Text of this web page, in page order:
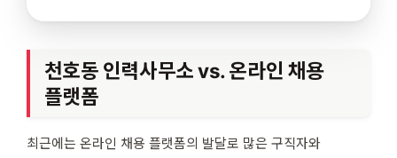
천호동 인력사무소 vs. 온라인 채용
플랫폼
최근에는 온라인 채용 플랫폼의 발달로 많은 구직자와